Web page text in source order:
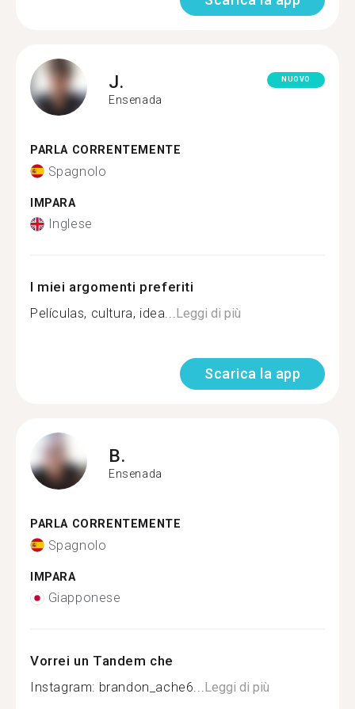
J.
Ensenada
NUOVO
PARLA CORRENTEMENTE
Spagnolo
IMPARA
Inglese
I miei argomenti preferiti
Películas, cultura, idea...Leggi di più
Scarica la app
B.
Ensenada
PARLA CORRENTEMENTE
Spagnolo
IMPARA
Giapponese
Vorrei un Tandem che
Instagram: brandon_ache6...Leggi di più